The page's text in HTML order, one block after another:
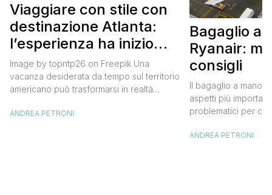
Viaggiare con stile con
destinazione Atlanta:
l’esperienza ha inizio
con un volo Air France
Image by topntp26 on Freepik Una
vacanza desiderata da tempo sul territorio
americano può trasformarsi in realtà
France. Tale realtà, fondata nel 1933, ha
ANDREA PETRONI
Bagaglio a
Ryanair:
consigli
Il bagaglio a mano
aspetti più
problematici per chi
bagaglio cambiano
ANDREA PETRONI